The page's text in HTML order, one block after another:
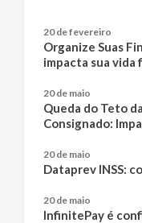
20 de fevereiro
Organize Suas
impacta sua vida
20 de maio
Queda do Teto
Consignado:
20 de maio
Dataprev INSS:
20 de maio
InfinitePay é